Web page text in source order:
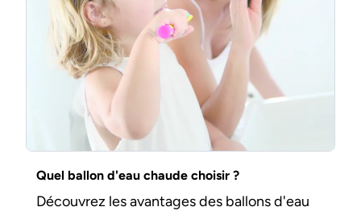
Quel ballon d'eau chaude choisir ?
Découvrez les avantages des ballons d'eau